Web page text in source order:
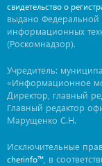
свидетельство о
выдано Федеральной
информационных
(Роскомнадзор).
Учредитель:
«Информационное
Директор, главный
Главный редактор
Марущенко С.Н.
Исключительные
cherinfo™ , в